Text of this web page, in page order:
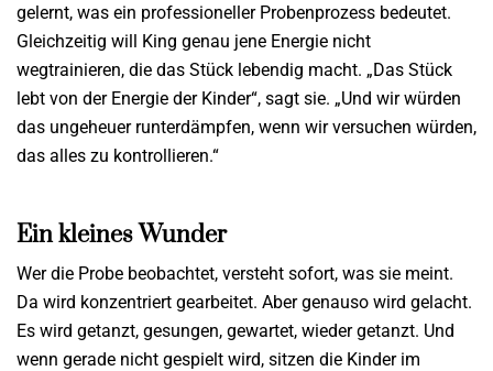
gelernt, was ein professioneller Probenprozess bedeutet.
Gleichzeitig will King genau jene Energie nicht
wegtrainieren, die das Stück lebendig macht. „Das Stück
lebt von der Energie der Kinder“, sagt sie. „Und wir würden
das ungeheuer runterdämpfen, wenn wir versuchen würden,
das alles zu kontrollieren.“
Ein kleines Wunder
Wer die Probe beobachtet, versteht sofort, was sie meint.
Da wird konzentriert gearbeitet. Aber genauso wird gelacht.
Es wird getanzt, gesungen, gewartet, wieder getanzt. Und
wenn gerade nicht gespielt wird, sitzen die Kinder im